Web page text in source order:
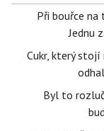
Při bouřce
Jednu
Cukr, který stojí
Byl to